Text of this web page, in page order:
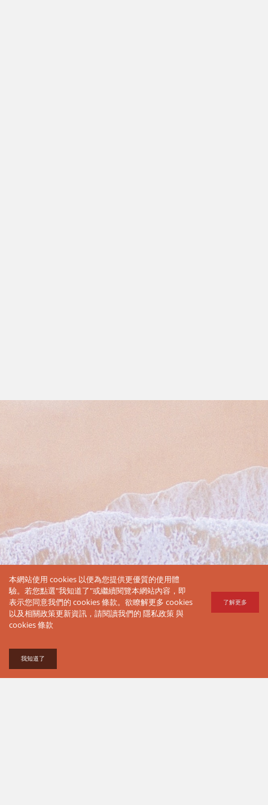
Who
Love
Travel
本網站使用 cookies 以便為您提供更優質的使用體
驗。若您點選"我知道了"或繼續閱覽本網站內容，即
表示您同意我們的 cookies 條款。欲瞭解更多 cookies
以及相關政策更新資訊，請閱讀我們的 隱私政策與
cookies 條款
了解更多
我知道了